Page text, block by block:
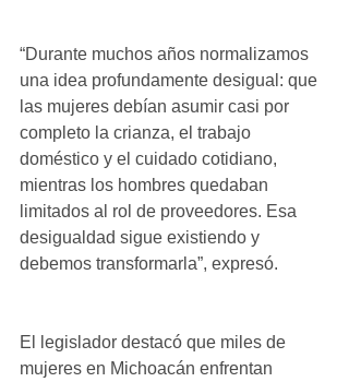
“Durante muchos años normalizamos
una idea profundamente desigual: que
las mujeres debían asumir casi por
completo la crianza, el trabajo
doméstico y el cuidado cotidiano,
mientras los hombres quedaban
limitados al rol de proveedores. Esa
desigualdad sigue existiendo y
debemos transformarla”, expresó.
El legislador destacó que miles de
mujeres en Michoacán enfrentan